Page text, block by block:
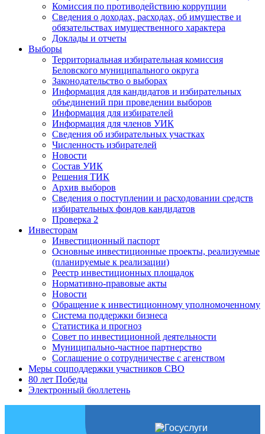
Комиссия по противодействию коррупции
Сведения о доходах, расходах, об имуществе и
обязательствах имущественного характера
Доклады и отчеты
Выборы
Территориальная избирательная комиссия
Беловского муниципального округа
Законодательство о выборах
Информация для кандидатов и избирательных
объединений при проведении выборов
Информация для избирателей
Информация для членов УИК
Сведения об избирательных участках
Численность избирателей
Новости
Состав УИК
Решения ТИК
Архив выборов
Сведения о поступлении и расходовании средств
избирательных фондов кандидатов
Проверка 2
Инвесторам
Инвестиционный паспорт
Основные инвестиционные проекты, реализуемые
(планируемые к реализации)
Реестр инвестиционных площадок
Нормативно-правовые акты
Новости
Обращение к инвестиционному уполномоченному
Система поддержки бизнеса
Статистика и прогноз
Совет по инвестиционной деятельности
Муниципально-частное партнерство
Соглашение о сотрудничестве с агенством
Меры соцподдержки участников СВО
80 лет Победы
Электронный бюллетень